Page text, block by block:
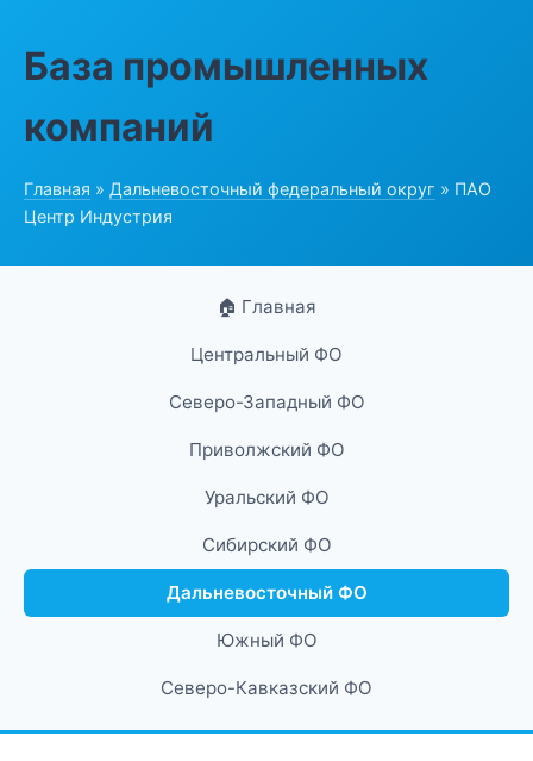
База промышленных
компаний
Главная » Дальневосточный федеральный округ » ПАО
Центр Индустрия
🏠 Главная
Центральный ФО
Северо-Западный ФО
Приволжский ФО
Уральский ФО
Сибирский ФО
Дальневосточный ФО
Южный ФО
Северо-Кавказский ФО